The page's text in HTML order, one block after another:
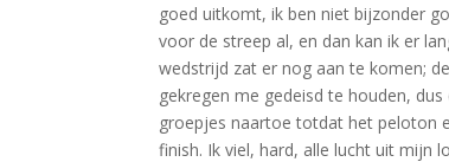
goed uitkomt, ik ben niet bijzonder
voor de streep al, en dan kan ik er
wedstrijd zat er nog aan te komen;
gekregen me gedeisd te houden,
groepjes naartoe totdat het peloton
finish. Ik viel, hard, alle lucht uit mijn